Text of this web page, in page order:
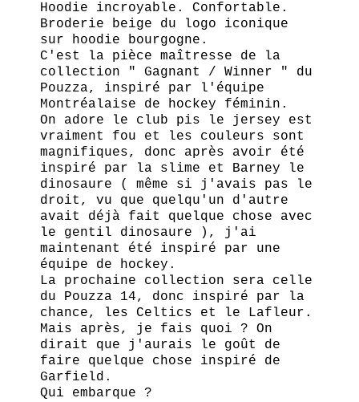
Hoodie incroyable. Confortable.
Broderie beige du logo iconique
sur hoodie bourgogne.
C'est la pièce maîtresse de la
collection " Gagnant / Winner " du
Pouzza, inspiré par l'équipe
Montréalaise de hockey féminin.
On adore le club pis le jersey est
vraiment fou et les couleurs sont
magnifiques, donc après avoir été
inspiré par la slime et Barney le
dinosaure ( même si j'avais pas le
droit, vu que quelqu'un d'autre
avait déjà fait quelque chose avec
le gentil dinosaure ), j'ai
maintenant été inspiré par une
équipe de hockey.
La prochaine collection sera celle
du Pouzza 14, donc inspiré par la
chance, les Celtics et le Lafleur.
Mais après, je fais quoi ? On
dirait que j'aurais le goût de
faire quelque chose inspiré de
Garfield.
Qui embarque ?